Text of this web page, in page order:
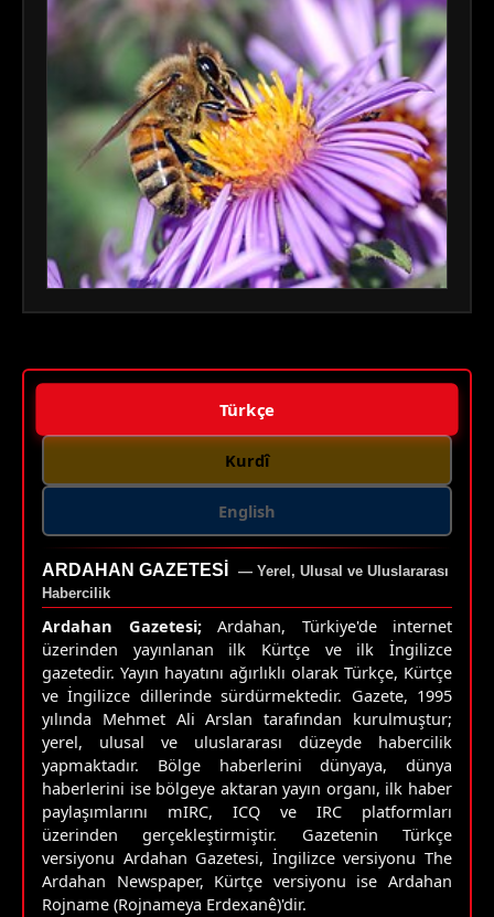
Türkçe
Kurdî
English
ARDAHAN GAZETESI
— Yerel, Ulusal ve Uluslararası
Habercilik
Ardahan Gazetesi;Ardahan, Türkiye'de internet
üzerinden yayınlanan ilk Kürtçe ve ilk İngilizce
gazetedir. Yayın hayatını ağırlıklı olarak Türkçe, Kürtçe
ve İngilizce dillerinde sürdürmektedir. Gazete, 1995
yılında Mehmet Ali Arslan tarafından kurulmuştur;
yerel, ulusal ve uluslararası düzeyde habercilik
yapmaktadır. Bölge haberlerini dünyaya, dünya
haberlerini ise bölgeye aktaran yayın organı, ilk haber
paylaşımlarını mIRC, ICQ ve IRC platformları
üzerinden gerçekleştirmiştir. Gazetenin Türkçe
versiyonu Ardahan Gazetesi, İngilizce versiyonu The
Ardahan Newspaper, Kürtçe versiyonu ise Ardahan
Rojname (Rojnameya Erdexanê)'dir.